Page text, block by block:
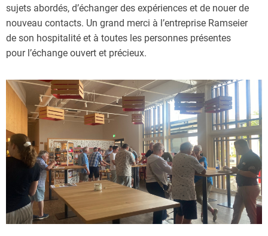
sujets abordés, d’échanger des expériences et de nouer de
nouveau contacts. Un grand merci à l’entreprise Ramseier
de son hospitalité et à toutes les personnes présentes
pour l’échange ouvert et précieux.